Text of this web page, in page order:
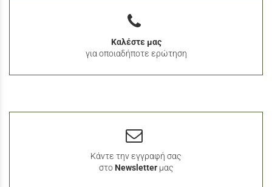
Καλέστε μας
για οποιαδήποτε ερώτηση
Κάντε την εγγραφή σας
στο Newsletterμας